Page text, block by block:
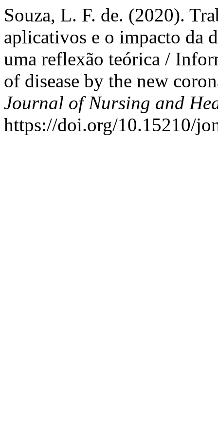
Souza, L. F. de. (2020).
aplicativos e o impacto da
uma reflexão teórica /
of disease by the new
Journal of Nursing and
https://doi.org/10.15210/